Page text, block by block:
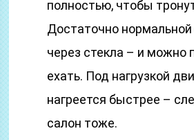
полностью, чтобы
Достаточно нормальной
через стекла – и можно
ехать. Под нагрузкой
нагреется быстрее –
салон тоже.